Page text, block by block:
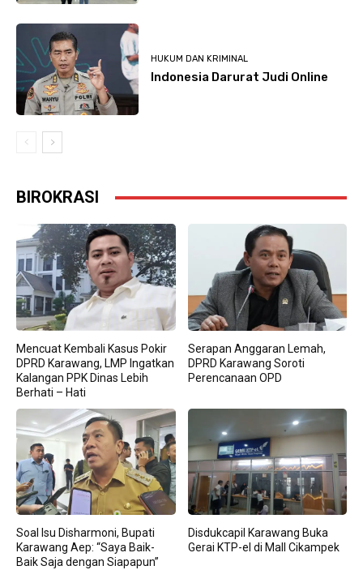
HUKUM DAN KRIMINAL
Indonesia Darurat Judi Online
BIROKRASI
Mencuat Kembali Kasus Pokir
DPRD Karawang, LMP Ingatkan
Kalangan PPK Dinas Lebih
Berhati – Hati
Serapan Anggaran Lemah,
DPRD Karawang Soroti
Perencanaan OPD
Soal Isu Disharmoni, Bupati
Karawang Aep: “Saya Baik-
Baik Saja dengan Siapapun”
Disdukcapil Karawang Buka
Gerai KTP-el di Mall Cikampek